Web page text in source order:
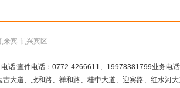
,来宾市,兴宾区
话:查件电话：0772-4266611、19978381799业务电
古大道、政和路、祥和路、桂中大道、迎宾路、红水河